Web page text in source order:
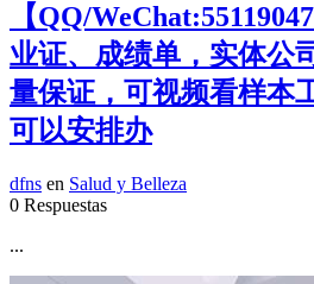
【QQ/
业证、成绩单，实体公
量保证，可视频看样本
可以安排办
dfns en Salud y Belleza
0 Respuestas
...